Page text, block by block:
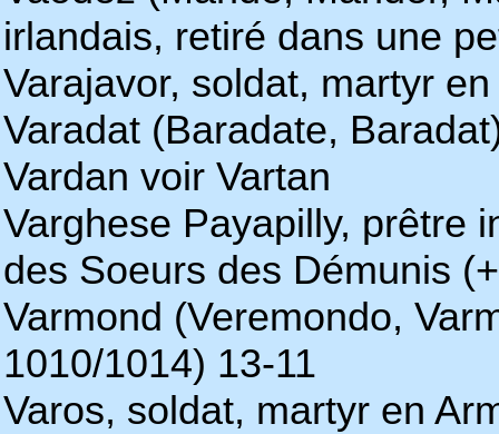
irlandais, retiré dans une
Varajavor, soldat, martyr
Varadat (Baradate,
Vardan voir Vartan
Varghese Payapilly, prêtre
des Soeurs des Démunis
Varmond (Veremondo,
1010/1014) 13-11
Varos, soldat, martyr en